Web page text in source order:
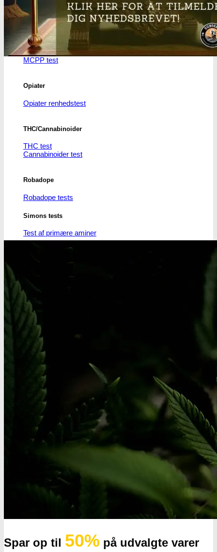
Ketamin
Ketamin renhedstest
MCPP
MCPP test
Opiater
Opiater renhedstest
THC/Cannabinoider
THC test
Cannabinoider test
Robadope
Robadope tests
Simons tests
Test af primære aminer
THC urin test - 25ng/ml
THC urin test - 50ng/ml
Oplev alle vores tests her
Spar op til 50% på udvalgte varer